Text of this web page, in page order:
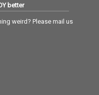
better
weird? Please mail us